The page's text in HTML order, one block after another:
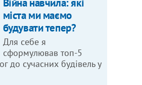
міста ми маємо
будувати тепер?
Для себе я
сформулював топ-5
до сучасних будівель у